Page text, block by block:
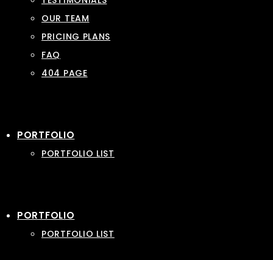
OUR TEAM
PRICING PLANS
FAQ
404 PAGE
PORTFOLIO
PORTFOLIO LIST
PORTFOLIO
PORTFOLIO LIST